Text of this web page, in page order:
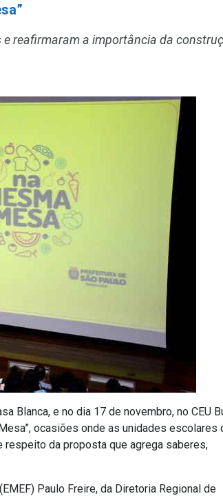
reafirmaram a importância da
Blanca, e no dia 17 de novembro, no CEU
ocasiões onde as unidades escolares
respeito da proposta que agrega saberes,
Paulo Freire, da Diretoria Regional de